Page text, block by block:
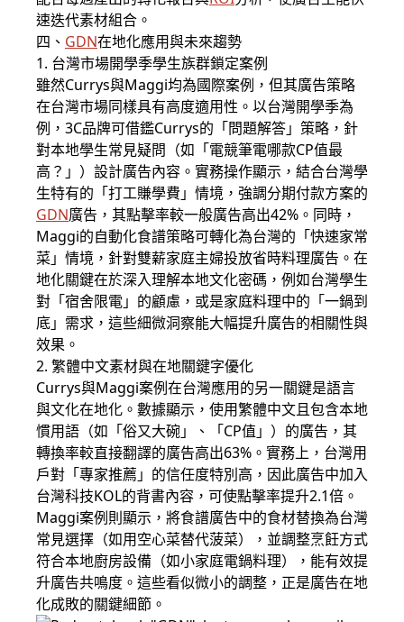
速迭代素材組合。
四、 GDN在地化應用與未來趨勢
1. 台灣市場開學季學生族群鎖定案例
雖然Currys與Maggi均為國際案例，但其廣告策略
在台灣市場同樣具有高度適用性。以台灣開學季為
例，3C品牌可借鑑Currys的「問題解答」策略，針
對本地學生常見疑問（如「電競筆電哪款CP值最
高？」）設計廣告內容。實務操作顯示，結合台灣學
生特有的「打工賺學費」情境，強調分期付款方案的
GDN廣告，其點擊率較一般廣告高出42%。同時，
Maggi的自動化食譜策略可轉化為台灣的「快速家常
菜」情境，針對雙薪家庭主婦投放省時料理廣告。在
地化關鍵在於深入理解本地文化密碼，例如台灣學生
對「宿舍限電」的顧慮，或是家庭料理中的「一鍋到
底」需求，這些細微洞察能大幅提升廣告的相關性與
效果。
2. 繁體中文素材與在地關鍵字優化
Currys與Maggi案例在台灣應用的另一關鍵是語言
與文化在地化。數據顯示，使用繁體中文且包含本地
慣用語（如「俗又大碗」、「CP值」）的廣告，其
轉換率較直接翻譯的廣告高出63%。實務上，台灣用
戶對「專家推薦」的信任度特別高，因此廣告中加入
台灣科技KOL的背書內容，可使點擊率提升2.1倍。
Maggi案例則顯示，將食譜廣告中的食材替換為台灣
常見選擇（如用空心菜替代菠菜），並調整烹飪方式
符合本地廚房設備（如小家庭電鍋料理），能有效提
升廣告共鳴度。這些看似微小的調整，正是廣告在地
化成敗的關鍵細節。